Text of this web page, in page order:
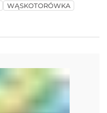
WĄSKOTORÓWKA